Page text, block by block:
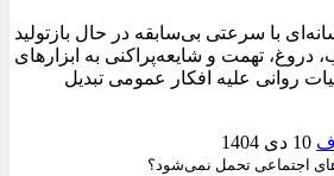
با سرعتی بی‌سابقه در حال بازتولید
دروغ، تهمت و شایعه‌پراکنی به ابزارهای
روانی علیه افکار عمومی تبدیل
10 دی 1404
اجتماعی تحمل نمی‌شود؟